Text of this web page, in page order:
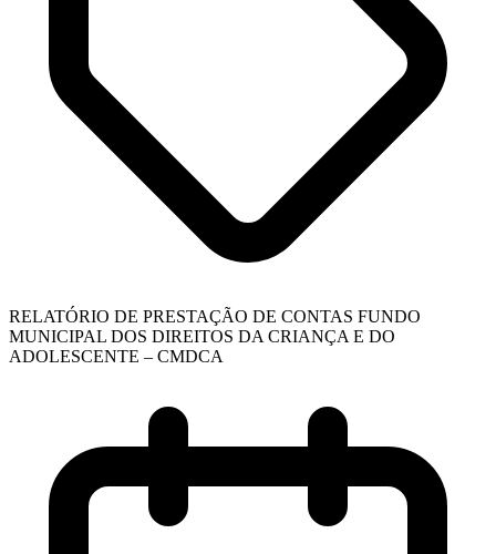
RELATÓRIO DE PRESTAÇÃO DE CONTAS FUNDO
MUNICIPAL DOS DIREITOS DA CRIANÇA E DO
ADOLESCENTE – CMDCA